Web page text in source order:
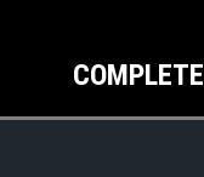
COMPLETE